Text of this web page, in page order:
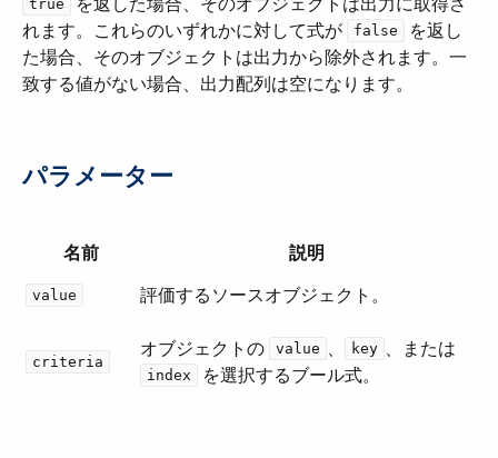
true
れます。これらのいずれかに対して式が ​
false
​ を返し
た場合、そのオブジェクトは出力から除外されます。一
致する値がない場合、出力配列は空になります。
パラメーター
名前 説明
value 評価するソースオブジェクト。
criteria
オブジェクトの ​ value ​、​ key ​、または ​
index ​ を選択するブール式。